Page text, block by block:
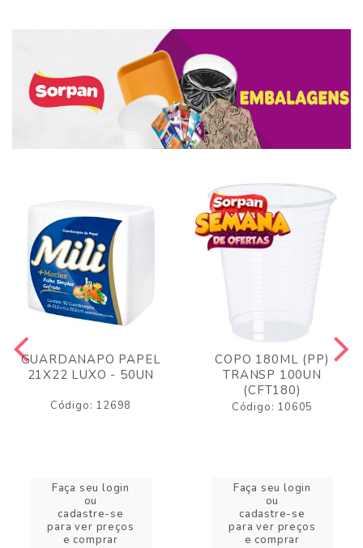
GUARDANAPO PAPEL
21X22 LUXO - 50UN
Código: 12698
Faça seu login
ou
cadastre-se
para ver preços
e comprar
COPO 180ML (PP)
TRANSP 100UN
(CFT180)
Código: 10605
Faça seu login
ou
cadastre-se
para ver preços
e comprar